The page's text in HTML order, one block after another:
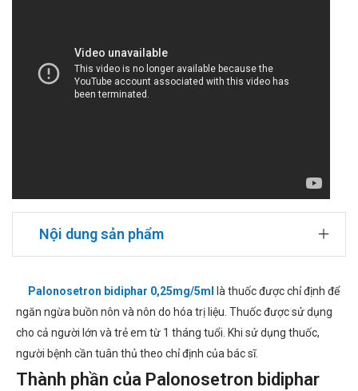
Nội dung sản phẩm
Palonosetron bidiphar 0,25mg/5ml
là thuốc được chỉ định để
ngăn ngừa buồn nôn và nôn do hóa trị liệu. Thuốc được sử dụng
cho cả người lớn và trẻ em từ 1 tháng tuổi. Khi sử dụng thuốc,
người bệnh cần tuân thủ theo chỉ định của bác sĩ.
Thành phần của Palonosetron bidiphar